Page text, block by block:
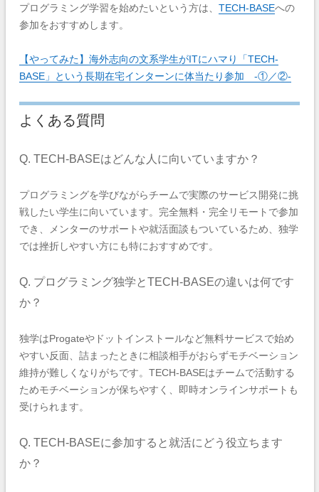
プログラミング学習を始めたいという方は、 TECH-BASEへの
参加をおすすめします。
【やってみた】海外志向の文系学生がITにハマり「TECH-
BASE」という長期在宅インターンに体当たり参加 -①／②-
よくある質問
Q. TECH-BASEはどんな人に向いていますか？
プログラミングを学びながらチームで実際のサービス開発に挑
戦したい学生に向いています。完全無料・完全リモートで参加
でき、メンターのサポートや就活面談もついているため、独学
では挫折しやすい方にも特におすすめです。
Q. プログラミング独学とTECH-BASEの違いは何です
か？
独学はProgateやドットインストールなど無料サービスで始め
やすい反面、詰まったときに相談相手がおらずモチベーション
維持が難しくなりがちです。TECH-BASEはチームで活動する
ためモチベーションが保ちやすく、即時オンラインサポートも
受けられます。
Q. TECH-BASEに参加すると就活にどう役立ちます
か？